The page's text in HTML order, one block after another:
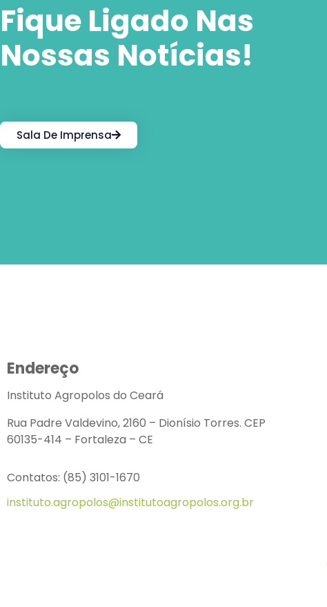
Fique Ligado Nas
Nossas Notícias!
Sala De Imprensa
Endereço
Instituto Agropolos do Ceará
Rua Padre Valdevino, 2160 – Dionísio Torres. CEP
60135-414 – Fortaleza – CE
Contatos: (85) 3101-1670
instituto.agropolos@institutoagropolos.org.br